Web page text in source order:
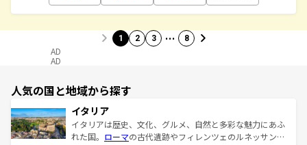
1 2 3 … 8
AD
AD
人気の国と地域から探す
イタリア
イタリアは歴史、文化、グルメ、自然と多彩な魅力にあふ
れた国。 ローマの古代遺跡やフィレンツェのルネッサンス